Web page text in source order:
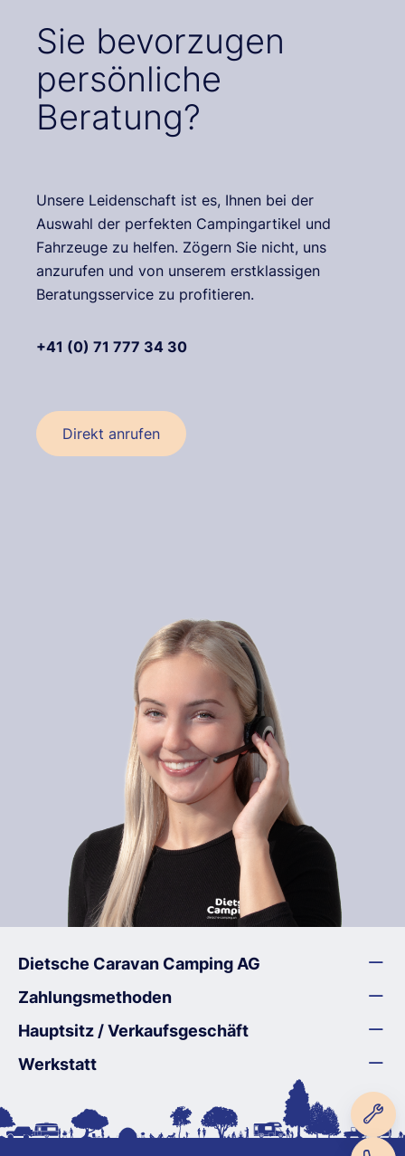
Sie bevorzugen
persönliche
Beratung?
Unsere Leidenschaft ist es, Ihnen bei der
Auswahl der perfekten Campingartikel und
Fahrzeuge zu helfen. Zögern Sie nicht, uns
anzurufen und von unserem erstklassigen
Beratungsservice zu profitieren.
+41 (0) 71 777 34 30
Direkt anrufen
Dietsche Caravan Camping AG
Zahlungsmethoden
Hauptsitz / Verkaufsgeschäft
Werkstatt